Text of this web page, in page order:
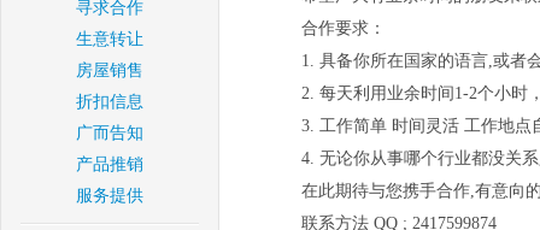
寻求合作
生意转让
房屋销售
折扣信息
广而告知
产品推销
服务提供
合作要求：
1. 具备你所在国家的语言,或者
2. 每天利用业余时间1-2个小时
3. 工作简单 时间灵活 工作地点
4. 无论你从事哪个行业都没关
在此期待与您携手合作,有意向
联系方法 QQ ; 2417599874